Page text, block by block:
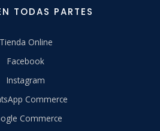
TODAS PARTES
Tienda Online
Facebook
Instagram
Commerce
Commerce